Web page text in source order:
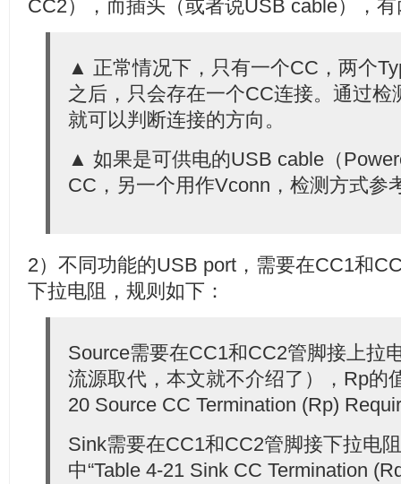
CC2），而插头（或者说USB cable），
▲ 正常情况下，只有一个CC，两个
之后，只会存在一个CC连接。通过检
就可以判断连接的方向。
▲ 如果是可供电的USB cable（
CC，另一个用作Vconn，检测方式参
2）不同功能的USB port，需要在CC1和
下拉电阻，规则如下：
Source需要在CC1和CC2管脚接上拉
流源取代，本文就不介绍了），Rp的
20 Source CC Termination (Rp)
Sink需要在CC1和CC2管脚接下拉电
中“Table 4-21 Sink CC Termination